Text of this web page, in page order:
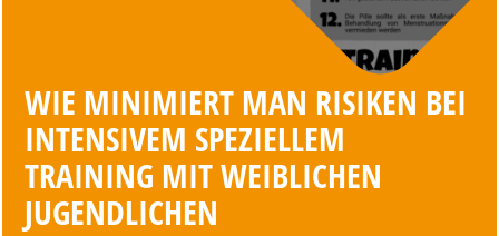
WIE MINIMIERT MAN RISIKEN BEI
INTENSIVEM SPEZIELLEM
TRAINING MIT WEIBLICHEN
JUGENDLICHEN